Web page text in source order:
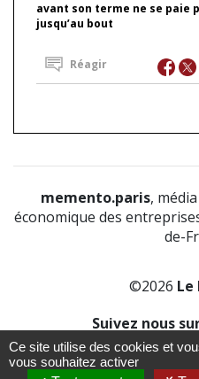
avant son terme ne se paie
jusqu’au bout
Réagir
memento.paris,
économique des
de-
©2026
Suivez nous
À propos-Notice légale
Ce site utilise des cookies et
vous souhaitez activer